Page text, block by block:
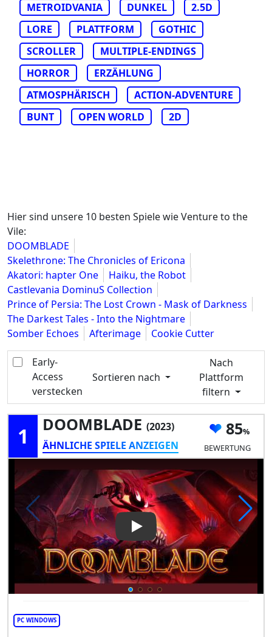
METROIDVANIA DUNKEL
2.5D
LORE
PLATTFORM
GOTHIC
SCROLLER
MULTIPLE-ENDINGS
HORROR
ERZÄHLUNG
ATMOSPHÄRISCH
ACTION-ADVENTURE
BUNT
OPEN WORLD 2D
Hier sind unsere 10 besten Spiele wie Venture to the
Vile:
DOOMBLADE
Skelethrone: The Chronicles of Ericona
Akatori: hapter One
Haiku, the Robot
Castlevania DominuS Collection
Prince of Persia: The Lost Crown - Mask of Darkness
The Darkest Tales - Into the Nightmare
Somber Echoes
Afterimage Cookie Cutter
Early-
Access
verstecken
Sortieren nach
Nach
Plattform
filtern
1 DOOMBLADE (2023)
ÄHNLICHE SPIELE ANZEIGEN
85
BEWERTUNG
Play Video: DOOMBLADE
PC WINDOWS